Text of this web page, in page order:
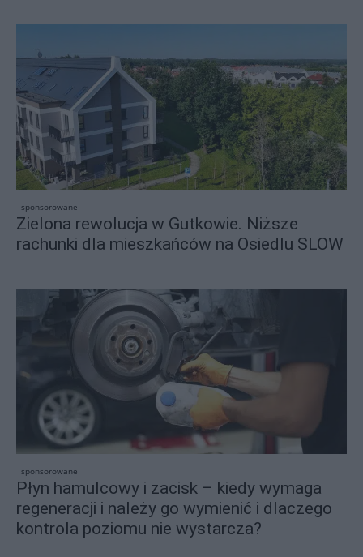
sponsorowane
Zielona rewolucja w Gutkowie. Niższe
rachunki dla mieszkańców na Osiedlu SLOW
sponsorowane
Płyn hamulcowy i zacisk – kiedy wymaga
regeneracji i należy go wymienić i dlaczego
kontrola poziomu nie wystarcza?